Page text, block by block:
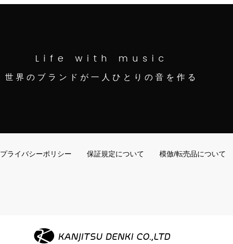
Life with music
世界のブランドが一人ひとりの音を作る
プライバシーポリシー 保証規定について 模倣/転売品について